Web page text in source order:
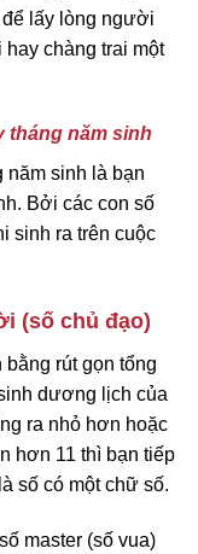
lấy lòng người
hay chàng trai một
tháng năm sinh
năm sinh là bạn
Bởi các con số
sinh ra trên cuộc
(số chủ đạo)
rút gọn tổng
dương lịch của
ra nhỏ hơn hoặc
hơn 11 thì bạn tiếp
số có một chữ số.
master (số vua)